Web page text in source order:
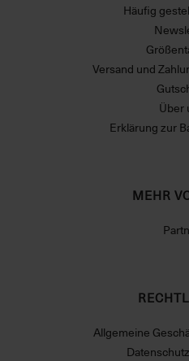
Häufig
Versand und
Über
Erklärung zur
MEHR
Allgemeine